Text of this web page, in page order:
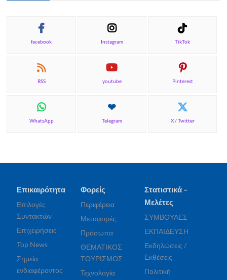
facebook Instagram TikTok
RSS youtube Pinterest
WhatsApp Telegram X / Twitter
Επικαιρότητα
Επιλογές
Συντακτών
Επιχειρήσεις
Top News
Σημεία
ενδιαφέροντος
Φορείς
Περιφέρεια
Μεταφορές
Πρόσωπα
ΘΕΜΑΤΙΚΟΣ
ΤΟΥΡΙΣΜΟΣ
Τεχνολογία
Στατιστικά –
Μελέτες
ΣΥΜΒΟΥΛΕΣ
ΕΚΠΑΙΔΕΥΣΗ
Εκδηλώσεις /
Εκθέσεις
Πολιτική